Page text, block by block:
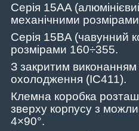
Серія 15AA
механічними
Серія 15BA (чавунний
розмірами 160÷355.
З закритим
охолодження (IC411).
Клемна коробка
зверху корпусу з
4×90°.